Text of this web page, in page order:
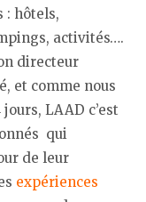
: hôtels,
activités….
directeur
et comme nous
LAAD c’est
qui
de leur
expériences